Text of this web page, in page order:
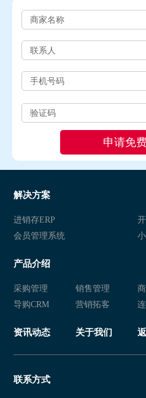
解决方案
进销存ERP
会员管理系统
产品介绍
采购管理 销售管理
导购CRM
营销拓客
资讯动态 关于我们
联系方式